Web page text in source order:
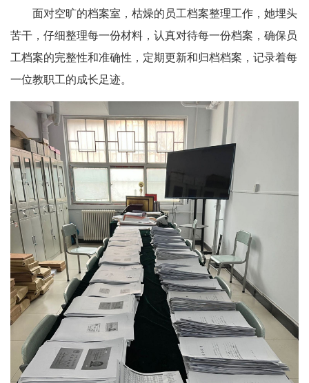
面对空旷的档案室，枯燥的员工档案整理工作，她埋头
苦干，仔细整理每一份材料，认真对待每一份档案，确保员
工档案的完整性和准确性，定期更新和归档档案，记录着每
一位教职工的成长足迹。